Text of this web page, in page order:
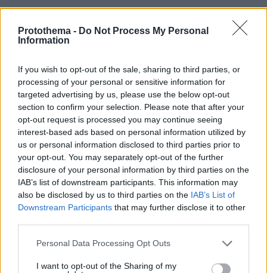
Protothema - Do Not Process My Personal
Information
If you wish to opt-out of the sale, sharing to third parties, or
processing of your personal or sensitive information for
targeted advertising by us, please use the below opt-out
section to confirm your selection. Please note that after your
opt-out request is processed you may continue seeing
interest-based ads based on personal information utilized by
us or personal information disclosed to third parties prior to
your opt-out. You may separately opt-out of the further
disclosure of your personal information by third parties on the
IAB’s list of downstream participants. This information may
also be disclosed by us to third parties on the IAB’s List of
Downstream Participants that may further disclose it to other
Please note that this website/app uses one or more Google
not limited to your visit or usage behaviour. You may click to
Personal Data Processing Opt Outs
I want to opt-out of the Sharing of my
Ο 33χρονος που εμπλέκεται στην υπόθεση,
είχε συλληφθεί το 2014 κατηγορούμενος για
ανθρωποκτονίας εις βάρος δύο αδερφών στον
Άγιο Δημήτριο, σύμφωνα με τις ίδιες
πληροφορίες. Στο παρελθόν είχε αποδράσει
από τις φυλακές κατά τη διάρκεια άδειας και
το 2017 έκλεψε περιπολικό μέσα στο οποίο
υπήρχε αστυνομικός της Ασφάλειας. Ο
33χρονος φέρεται να σχετίζεται με πρόσωπο
που πριν μέρες έπεσε θύμα απόπειρας
ανθρωποκτονίας στα Άνω Λιόσια, σύμφωνα με
πληροφορίες.
Επίσης ο 25χρονος που συνελήφθη έχει